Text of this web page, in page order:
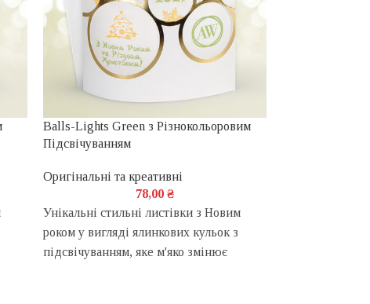
Balls-Lights Green з Різнокольоровим
Підсвічуванням
Оригінальні та креативні
78,00 ₴
Унікальні стильні листівки з Новим
роком у вигляді ялинкових кульок з
підсвічуванням, яке м'яко змінює